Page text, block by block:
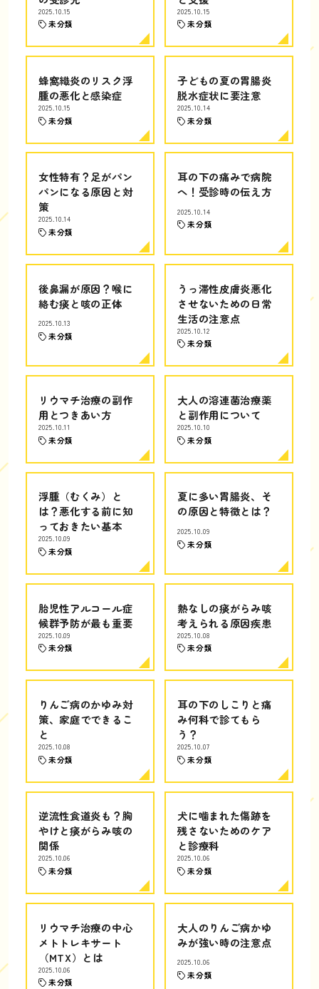
2025.10.15
未分類
2025.10.15
未分類
蜂窩織炎のリスク浮
腫の悪化と感染症
2025.10.15
未分類
子どもの夏の胃腸炎
脱水症状に要注意
2025.10.14
未分類
女性特有？足がパン
パンになる原因と対
策
2025.10.14
未分類
耳の下の痛みで病院
へ！受診時の伝え方
2025.10.14
未分類
後鼻漏が原因？喉に
絡む痰と咳の正体
2025.10.13
未分類
うっ滞性皮膚炎悪化
させないための日常
生活の注意点
2025.10.12
未分類
リウマチ治療の副作
用とつきあい方
2025.10.11
未分類
大人の溶連菌治療薬
と副作用について
2025.10.10
未分類
浮腫（むくみ）と
は？悪化する前に知
っておきたい基本
2025.10.09
未分類
夏に多い胃腸炎、そ
の原因と特徴とは？
2025.10.09
未分類
胎児性アルコール症
候群予防が最も重要
2025.10.09
未分類
熱なしの痰がらみ咳
考えられる原因疾患
2025.10.08
未分類
りんご病のかゆみ対
策、家庭でできるこ
と
2025.10.08
未分類
耳の下のしこりと痛
み何科で診てもら
う？
2025.10.07
未分類
逆流性食道炎も？胸
やけと痰がらみ咳の
関係
2025.10.06
未分類
犬に噛まれた傷跡を
残さないためのケア
と診療科
2025.10.06
未分類
リウマチ治療の中心
メトトレキサート
（MTX）とは
2025.10.06
未分類
大人のりんご病かゆ
みが強い時の注意点
2025.10.06
未分類